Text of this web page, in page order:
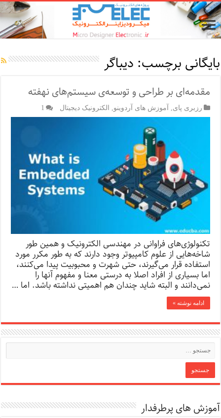
بایگانی برچسب: دیباگر
مقدمه‌‌ای بر طراحی و توسعه‌ی سیستم‌های نهفته
رزبری پای آموزش های آردوینو الکترونیک دیجیتال 1
تکنولوژی‌های فراوانی در مهندسی الکترونیک و همین طور
شاخه‌‌هایی از علوم کامپیوتر وجود دارند که به طور مکرر مورد
استفاده قرار می‌گیرند، حتی شهرت و محبوبیت پیدا می‌کنند،
اما بسیاری از افراد اصلا به درستی معنا و مفهوم آنها را
نمی‌دانند و البته شاید چندان هم اهمیتی نداشته باشد. اما …
ادامه نوشته »
آموزش های پرطرفدار